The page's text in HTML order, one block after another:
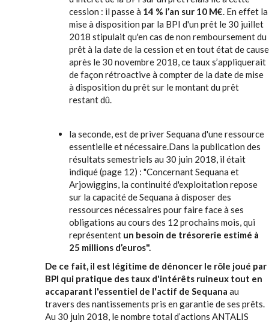
cession : il passe à 14 % l’an sur 10 M€. En effet la
mise à disposition par la BPI d'un prêt le 30 juillet
2018 stipulait qu'en cas de non remboursement du
prêt à la date de la cession et en tout état de cause
après le 30 novembre 2018, ce taux s’appliquerait
de façon rétroactive à compter de la date de mise
à disposition du prêt sur le montant du prêt
restant dû.
la seconde, est de priver Sequana d'une ressource
essentielle et nécessaire.Dans la publication des
résultats semestriels au 30 juin 2018, il était
indiqué (page 12) : "Concernant Sequana et
Arjowiggins, la continuité d'exploitation repose
sur la capacité de Sequana à disposer des
ressources nécessaires pour faire face à ses
obligations au cours des 12 prochains mois, qui
représentent un besoin de trésorerie estimé à
25 millions d’euros".
De ce fait, il est légitime de dénoncer le rôle joué par
BPI qui pratique des taux d'intérêts ruineux tout en
accaparant l'essentiel de l'actif de Sequana au
travers des nantissements pris en garantie de ses prêts.
Au 30 juin 2018, le nombre total d’actions ANTALIS